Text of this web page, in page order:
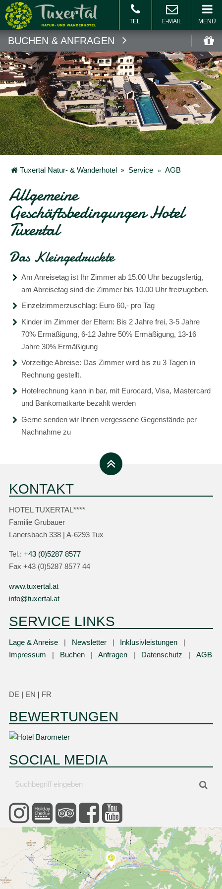
MENÜ
BUCHEN & ANFRAGEN
Tuxertal Natur- & Wanderhotel Service AGB
Allgemeine
Geschäftsbedingungen Hotel
Tuxertal
Das Kleingedruckte
Am Anreisetag ist Ihr Zimmer ab 15.00 Uhr bezugsfertig,
am Abreisetag sind die Zimmer bis 10.00 Uhr freizugeben.
Einzelzimmerzuschlag: Euro 60,- pro Tag
Kinder im Zimmer der Eltern: Bis 2 Jahre frei, 3-5 Jahre
70% Ermäßigung, 6-12 Jahre 50% Ermäßigung, 13-16
Jahre 30% Ermäßigung
Vorzeitige Abreise: Das Zimmer wird bis zu 3 Tagen in
Rechnung gestellt.
Hotelrechnung kann in bar, mit Eurocard, Visa, Mastercard
und Bankomatkarte bezahlt werden
Gerne senden wir Ihnen vergessene Gegenstände per
Nachnahme zu
KONTAKT
HOTEL TUXERTAL****
Familie Grubauer
Lanersbach 338 | A-6293 Tux
Tel.:+43 (0)5287 8577
Fax +43 (0)5287 8577 44
www.tuxertal.at
info@tuxertal.at
SERVICE LINKS
Lage & Anreise Newsletter
Inklusivleistungen
Impressum
Buchen Anfragen Datenschutz AGB
DE EN FR
BEWERTUNGEN
SOCIAL MEDIA
Suchbegriff